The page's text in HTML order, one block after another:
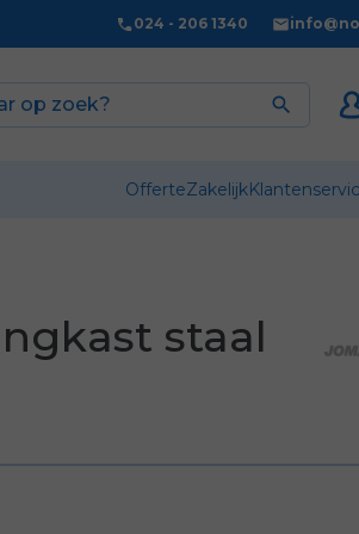
024 - 206 1340

OfferteZakelijk
staal